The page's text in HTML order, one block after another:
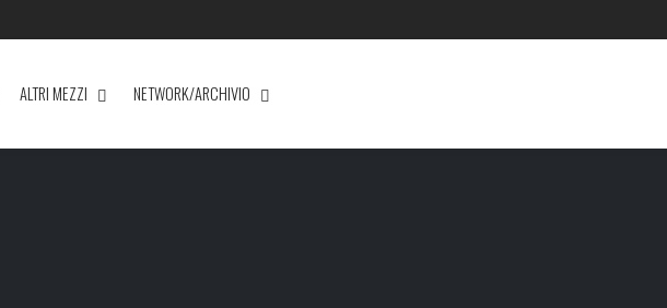
ALTRI MEZZI NETWORK/ARCHIVIO